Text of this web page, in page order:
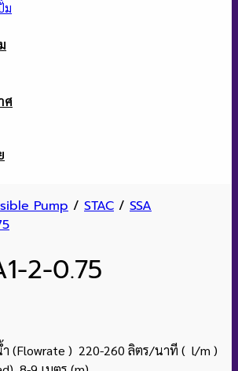
ม
ศ
Pump / STAC / SSA
2-0.75
(Flowrate ) 220-260 ลิตร/นาที ( l/m )